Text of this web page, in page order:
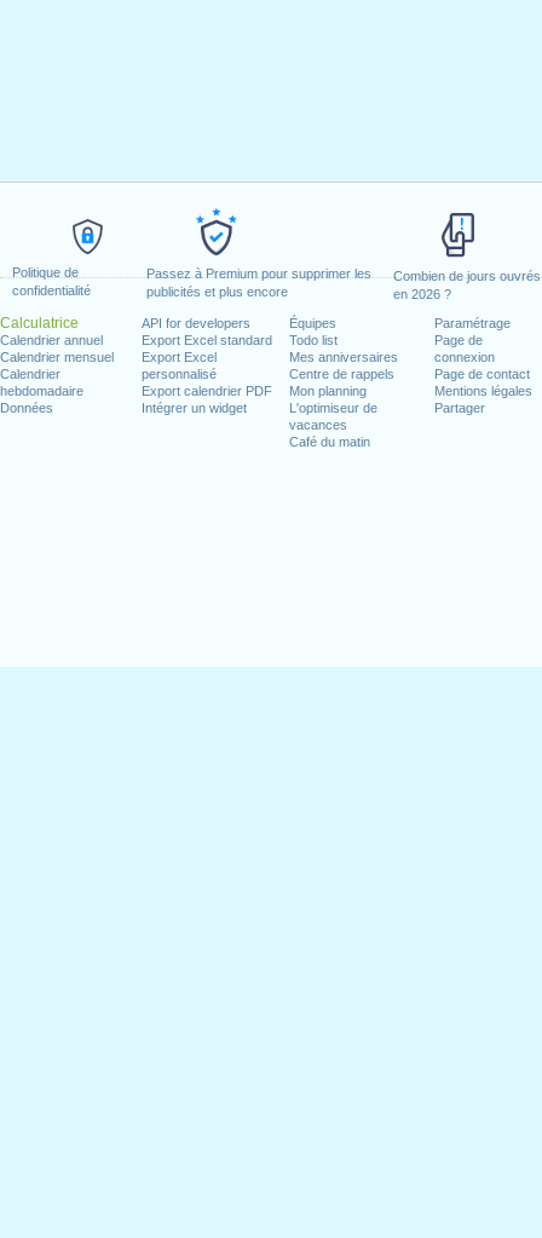
Politique de
confidentialité
Passez à Premium pour supprimer les
publicités et plus encore
Combien de jours ouvrés
en 2026 ?
Calculatrice
Calendrier annuel
Calendrier mensuel
Calendrier
hebdomadaire
Données
API for developers
Export Excel standard
Export Excel
personnalisé
Export calendrier PDF
Intégrer un widget
Équipes
Todo list
Mes anniversaires
Centre de rappels
Mon planning
L'optimiseur de
vacances
Café du matin
Paramétrage
Page de
connexion
Page de contact
Mentions légales
Partager